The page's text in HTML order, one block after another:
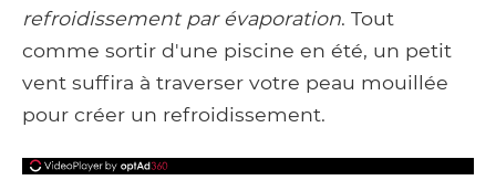
refroidissement par évaporation. Tout
comme sortir d'une piscine en été, un petit
vent suffira à traverser votre peau mouillée
pour créer un refroidissement.